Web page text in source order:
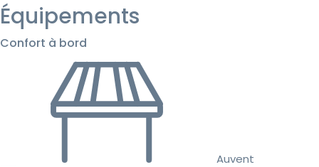
Équipements
Confort à bord
Auvent